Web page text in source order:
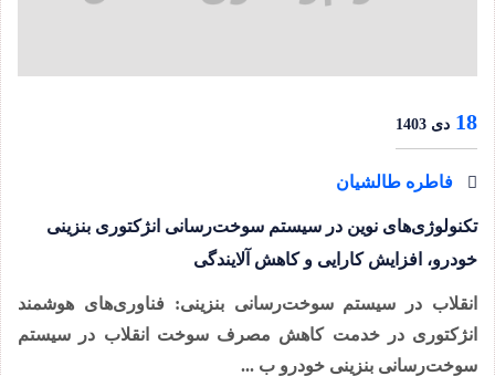
18 دی 1403
فاطره طالشیان
تکنولوژی‌های نوین در سیستم سوخت‌رسانی انژکتوری بنزینی
خودرو، افزایش کارایی و کاهش آلایندگی
انقلاب در سیستم سوخت‌رسانی بنزینی: فناوری‌های هوشمند
انژکتوری در خدمت کاهش مصرف سوخت انقلاب در سیستم
سوخت‌رسانی بنزینی خودرو ب ...